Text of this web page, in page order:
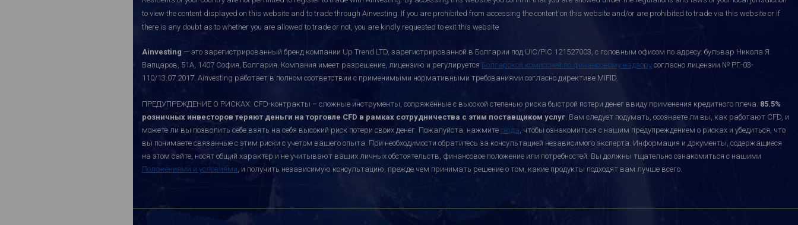
to view the content displayed on this website and to trade through Ainvesting. If you are prohibited from accessing the content on this website and/or are prohibited to trade via this website or if
there is any doubt as to whether you are allowed to trade or not, you are kindly requested to exit this website.
Ainvesting — это зарегистрированный бренд компании Up Trend LTD, зарегистрированной в Болгарии под UIC/PIC 121527003, с головным офисом по адресу: бульвар Никола Я.
Вапцаров, 51A, 1407 София, Болгария. Компания имеет разрешение, лицензию и регулируется Болгарской комиссией по финансовому надзору согласно лицензии № РГ-03-
110/13.07.2017. Ainvesting работает в полном соответствии с применимыми нормативными требованиями согласно директиве MiFID.
ПРЕДУПРЕЖДЕНИЕ О РИСКАХ: CFD-контракты – сложные инструменты, сопряжённые с высокой степенью риска быстрой потери денег ввиду применения кредитного плеча. 85.5%
розничных инвесторов теряют деньги на торговле CFD в рамках сотрудничества с этим поставщиком услуг. Вам следует подумать, осознаете ли вы, как работают CFD, и
можете ли вы позволить себе взять на себя высокий риск потери своих денег. Пожалуйста, нажмите сюда, чтобы ознакомиться с нашим предупреждением о рисках и убедиться, что
вы понимаете связанные с этим риски с учетом вашего опыта. При необходимости обратитесь за консультацией независимого эксперта. Информация и документы, содержащиеся
на этом сайте, носят общий характер и не учитывают ваших личных обстоятельств, финансовое положение или потребностей. Вы должны тщательно ознакомиться с нашими
Положениями и условиями, и получить независимую консультацию, прежде чем принимать решение о том, какие продукты подходят вам лучше всего.